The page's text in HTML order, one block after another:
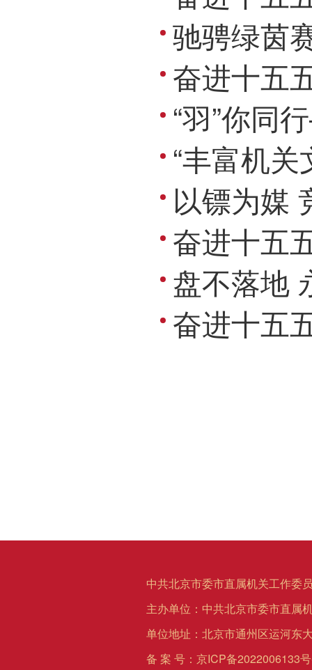
驰骋绿茵赛
奋进十五五・
“羽”你同
“丰富机关文体活
以镖为媒
奋进十五五
盘不落地
奋进十五五
中共北京市委市直属机关工作委
主办单位：中共北京市委市直属
单位地址：北京市通州区运河东
备 案 号： 京ICP备2022006133